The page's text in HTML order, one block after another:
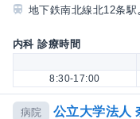
地下鉄南北線北12条
内科 診療時間
8:30-17:00
病院 公立大学法人